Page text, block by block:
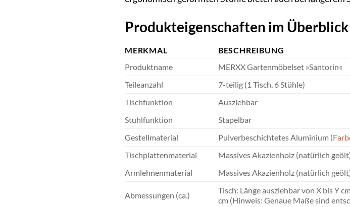
Produkteigenschaften im Überblick
MERKMAL
BESCHREIBUNG
Produktname
MERXX Gartenmöbelset »Santorin«
Teileanzahl
7-teilig (1 Tisch, 6 Stühle)
Tischfunktion
Ausziehbar
Stuhlfunktion
Stapelbar
Gestellmaterial
Pulverbeschichtetes Aluminium (
Tischplattenmaterial
Massives Akazienholz (natürlich
Armlehnenmaterial
Massives Akazienholz (natürlich
Abmessungen (ca.)
Tisch: Länge ausziehbar von X bis Y
cm (Hinweis: Genaue Maße sind